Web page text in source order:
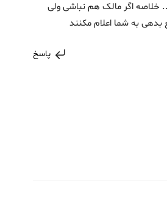
خلاصه اگر مالک هم نباشی ولی
به شما اعلام مکنند
پاسخ